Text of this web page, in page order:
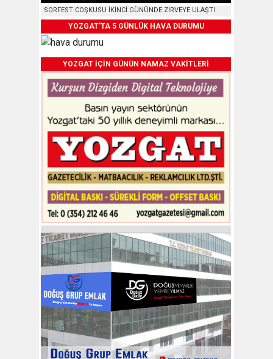
SORFEST COŞKUSU İKİNCİ GÜNÜNDE ZİRVEYE ULAŞTI
YOZGAT'TA 5 GÜNLÜK HAVA DURUMU
YOZGAT İÇİN GÜNÜN NAMAZ VAKİTLERİ